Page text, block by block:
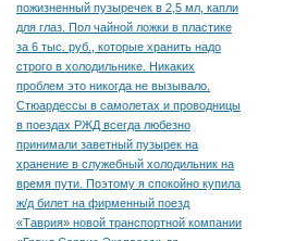
пожизненный пузыречек в 2,5 мл, капли
для глаз. Пол чайной ложки в пластике
за 6 тыс. руб., которые хранить надо
строго в холодильнике. Никаких
проблем это никогда не вызывало.
Стюардессы в самолетах и проводницы
в поездах РЖД всегда любезно
принимали заветный пузырек на
хранение в служебный холодильник на
время пути. По­этому я спокойно купила
ж/д билет на фирменный поезд
«Таврия» новой транспортной компании